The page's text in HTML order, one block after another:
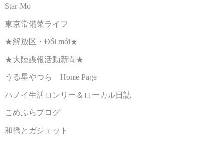
Star-Mo
東京常備菜ライフ
★解放区・Đổi mới★
★大陸諜報活動新聞★
うる星やつら Home Page
ハノイ生活ロンリー＆ローカル日誌
こめふらブログ
和僑とガジェット